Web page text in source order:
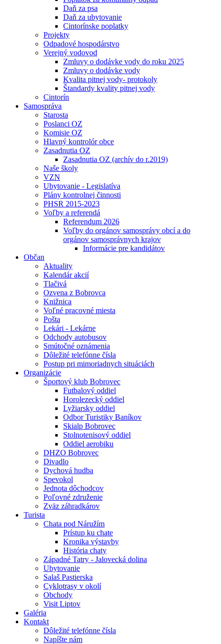
Daň za psa
Daň za ubytovanie
Cintorínske poplatky
Projekty
Odpadové hospodárstvo
Verejný vodovod
Zmluvy o dodávke vody do roku 2025
Zmluvy o dodávke vody
Kvalita pitnej vody- protokoly
Štandardy kvality pitnej vody
Cintorín
Samospráva
Starosta
Poslanci OZ
Komisie OZ
Hlavný kontrolór obce
Zasadnutia OZ
Zasadnutia OZ (archív do r.2019)
Naše školy
VZN
Ubytovanie - Legislatíva
Plány kontrolnej činnosti
PHSR 2015-2023
Voľby a referendá
Referendum 2026
Voľby do orgánov samosprávy obcí a do
orgánov samosprávnych krajov
Informácie pre kandidátov
Občan
Aktuality
Kalendár akcií
Tlačivá
Ozvena z Bobrovca
Knižnica
Voľné pracovné miesta
Pošta
Lekári - Lekárne
Odchody autobusov
Smútočné oznámenia
Dôležité telefónne čísla
Postup pri mimoriadnych situáciách
Organizácie
Športový klub Bobrovec
Futbalový oddiel
Horolezecký oddiel
Lyžiarsky oddiel
Odbor Turistiky Baníkov
Skialp Bobrovec
Stolnotenisový oddiel
Oddiel aerobiku
DHZO Bobrovec
Divadlo
Dychová hudba
Spevokol
Jednota dôchodcov
Poľovné združenie
Zväz záhradkárov
Turista
Chata pod Náružím
Prístup ku chate
Kronika výstavby
História chaty
Západné Tatry - Jalovecká dolina
Ubytovanie
Salaš Pastierska
Cyklotrasy v okolí
Obchody
Visit Liptov
Galéria
Kontakt
Dôležité telefónne čísla
Napíšte nám